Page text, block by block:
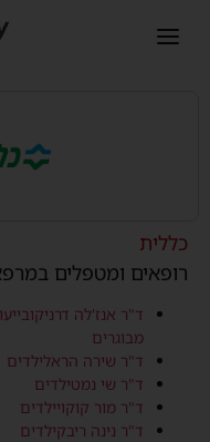
פתיחת תפריט ניווט
כללית
רופאים ומטפלים
ד"ר אנז'לה דרניקוב
מבוגרים
ד"ר שירה הראלילדים
ד"ר שי נמטילדים
ד"ר מור קוקויילדים
ד"ר נינה ריבקילדים